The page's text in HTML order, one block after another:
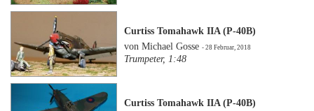
Curtiss Tomahawk IIA (P-40B)
von Michael Gosse- 28 Februar, 2018
Trumpeter, 1:48
Curtiss Tomahawk IIA (P-40B)